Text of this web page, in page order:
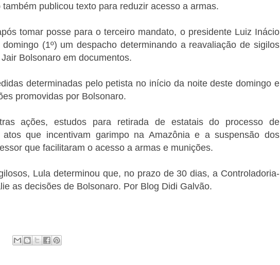
publicou texto para reduzir acesso a armas.
tomar posse para o terceiro mandato, o presidente Luiz Inácio
(1º) um despacho determinando a reavaliação de sigilos
Bolsonaro em documentos.
determinadas pelo petista no início da noite deste domingo e
promovidas por Bolsonaro.
ações, estudos para retirada de estatais do processo de
atos que incentivam garimpo na Amazônia e a suspensão dos
que facilitaram o acesso a armas e munições.
Lula determinou que, no prazo de 30 dias, a Controladoria-
as decisões de Bolsonaro. Por Blog Didi Galvão.